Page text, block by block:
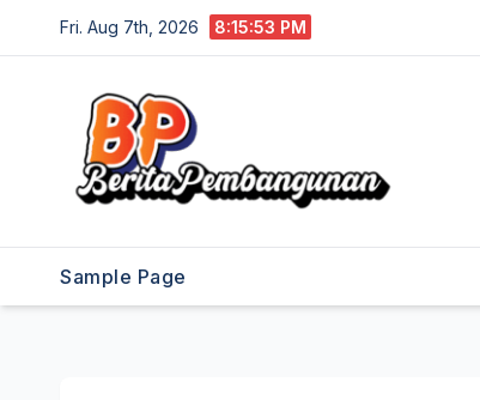
to
Fri. Aug 7th, 2026 8:15:54 PM
Sample Page